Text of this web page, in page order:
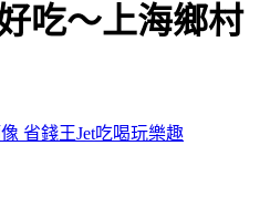
吃～上海鄉村
省錢王Jet吃喝玩樂趣